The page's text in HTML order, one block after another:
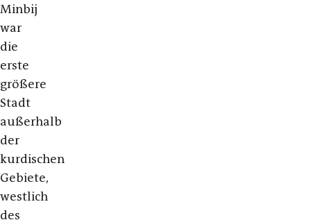
Minbij
war
die
erste
größere
Stadt
außerhalb
der
kurdischen
Gebiete,
westlich
des